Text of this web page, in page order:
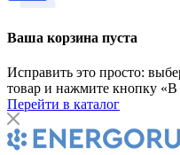
Ваша корзина пуста
Исправить это просто:
товар и нажмите кнопку «В
Перейти в каталог